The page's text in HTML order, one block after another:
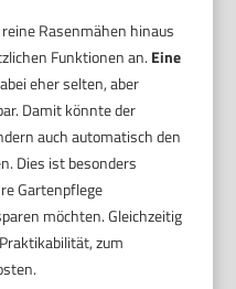
Rasenmähen hinaus
Funktionen an. Eine
eher selten, aber
Damit könnte der
auch automatisch den
Dies ist besonders
Gartenpflege
möchten. Gleichzeitig
zum